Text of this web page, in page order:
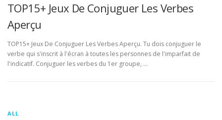
TOP15+ Jeux De Conjuguer Les Verbes
Aperçu
TOP15+ Jeux De Conjuguer Les Verbes Aperçu. Tu dois conjuguer le
verbe qui s'inscrit à l'écran à toutes les personnes de l'imparfait de
l'indicatif. Conjuguer les verbes du 1er groupe, …
ALL